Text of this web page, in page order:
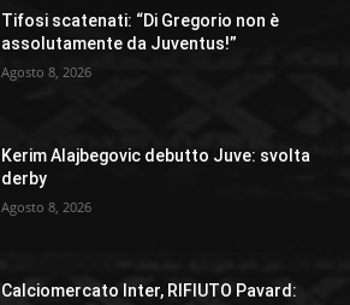
Tifosi scatenati: “Di Gregorio non è
assolutamente da Juventus!”
Agosto 8, 2026
Kerim Alajbegovic debutto Juve: svolta
derby
Agosto 8, 2026
Calciomercato Inter, RIFIUTO Pavard: